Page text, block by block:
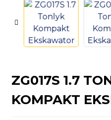
ZG017S 1.7
KOMPAKT